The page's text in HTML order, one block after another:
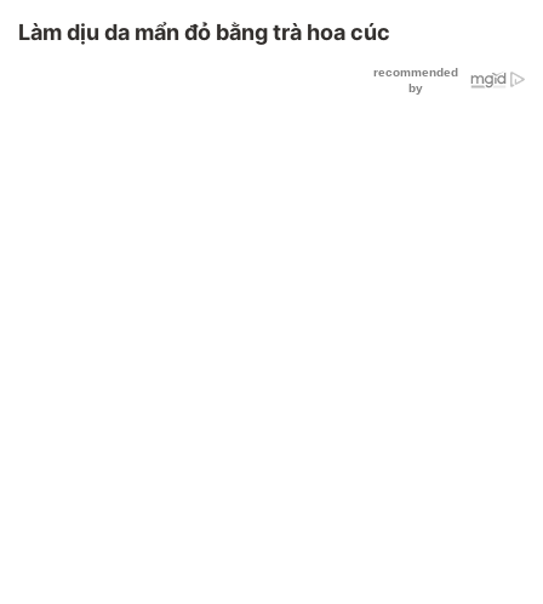
Làm dịu da mẩn đỏ bằng trà hoa cúc